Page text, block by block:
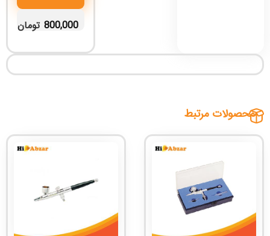
800,000 تومان
محصولات مرتبط